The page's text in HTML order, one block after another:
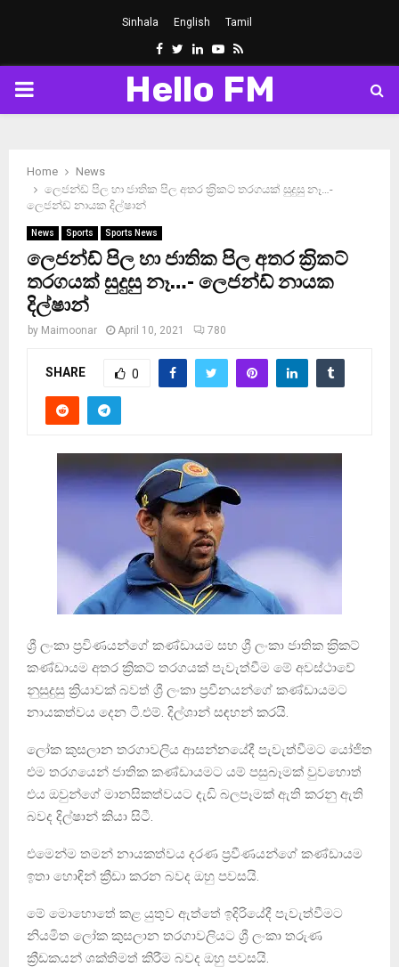
Sinhala English Tamil
Facebook
Twitter
LinkedinYoutube
Rss
PRIMARY
Hello FM
Home
News
ලෙජන්ඩ් පිල හා ජාතික පිල අතර ක‍්‍රිකට් තරගයක් සුදුසු නෑ…-
ලෙජන්ඩ් නායක දිල්ෂාන්
News Sports Sports News
ලෙජන්ඩ් පිල හා ජාතික පිල අතර ක‍්‍රිකට්
තරගයක් සුදුසු නෑ…- ලෙජන්ඩ් නායක
දිල්ෂාන්
by Maimoonar April 10, 2021 780
SHARE 0
ශ්‍රී ලංකා ප‍්‍රවිණයන්ගේ කණ්ඩායම සහ ශ්‍රී ලංකා ජාතික ක‍්‍රිකට්
කණ්ඩායම අතර ක්‍රිකට් තරගයක් පැවැත්වීම මේ අවස්ථාවේ
නුසුදුසු ක්‍රියාවක් බවත් ශ්‍රී ලංකා ප්‍රවීනයන්ගේ කණ්ඩායමට
නායකත්වය දෙන ටී.එම්. දිල්ශාන් සඳහන් කරයි.
ලෝක කුසලාන තරගාවලිය ආසන්නයේදී පැවැත්වීමට යෝජිත
එම තරගයෙන් ජාතික කණ්ඩායමට යම් පසුබෑමක් වුවහොත්
එය ඔවුන්ගේ මානසිකත්වයට දැඩි බලපෑමක් ඇති කරනු ඇති
බවද දිල්ෂාන් කියා සිටී.
එමෙන්ම තමන් නායකත්වය දරණ ‍ප‍්‍රවීණයන්ගේ කණ්ඩායම
ඉතා හොඳින් ක්‍රීඩා කරන බවද ඔහු පවසයි.
මේ මොහොතේ කළ යුතුව ඇත්තේ ඉදිරියේදී පැවැත්වීමට
නියමිත ලෝක කුසලාන තරගාවලියට ශ්‍රී ලංකා තරුණ
ක්‍රීඩකයන් ශක්තිමත් කිරීම බවද ඔහු පවසයි.